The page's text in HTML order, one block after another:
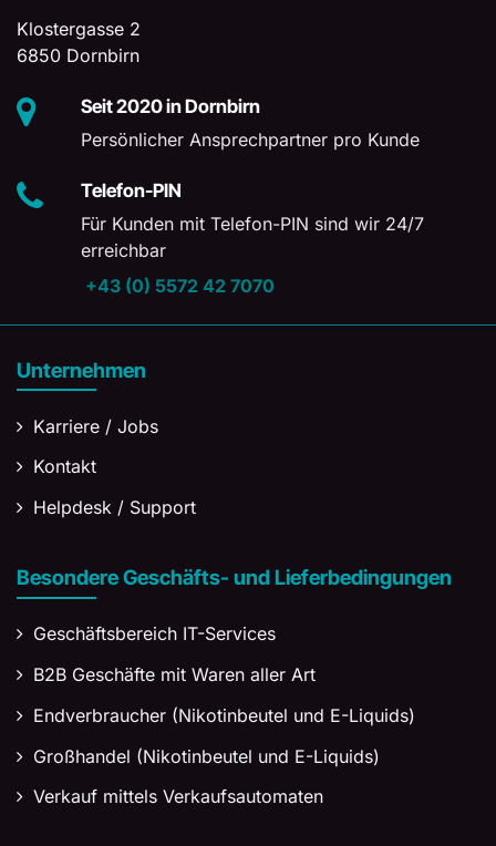
Klostergasse 2
6850 Dornbirn
Seit 2020 in Dornbirn
Persönlicher Ansprechpartner pro Kunde
Telefon-PIN
Für Kunden mit Telefon-PIN sind wir 24/7
erreichbar
+43 (0) 5572 42 7070
Unternehmen
Karriere / Jobs
Kontakt
Helpdesk / Support
Besondere Geschäfts- und Lieferbedingungen
Geschäftsbereich IT-Services
B2B Geschäfte mit Waren aller Art
Endverbraucher (Nikotinbeutel und E-Liquids)
Großhandel (Nikotinbeutel und E-Liquids)
Verkauf mittels Verkaufsautomaten